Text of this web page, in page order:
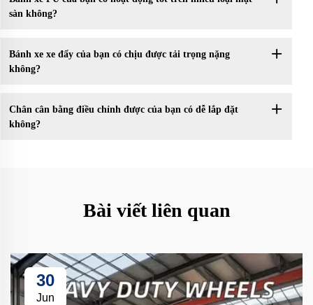
sàn không?
Bánh xe xe đẩy của bạn có chịu được tải trọng nặng
không?
Chân cân bằng điều chỉnh được của bạn có dễ lắp đặt
không?
Bài viết liên quan
30
Jun